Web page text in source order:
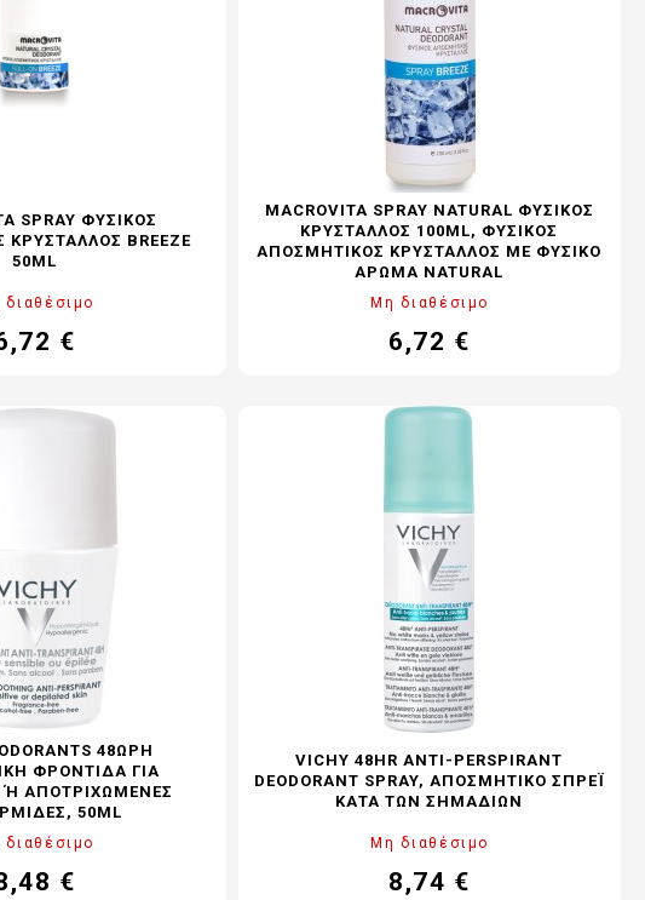
SPRAY ΦΥΣΙΚΟΣ
BREEZE
50ML
€
MACROVITA SPRAY NATURAL ΦΥΣΙΚΟΣ
ΚΡΥΣΤΑΛΛΟΣ 100ML, ΦΥΣΙΚΌΣ
ΑΠΟΣΜΗΤΙΚΌΣ ΚΡΎΣΤΑΛΛΟΣ ΜΕ ΦΥΣΙΚΌ
ΆΡΩΜΑ NATURAL
Μη διαθέσιμο
Τιμή
6,72 €
48ΩΡΗ
ΦΡΟΝΤΊΔΑ ΓΙΑ
Ή ΑΠΟΤΡΙΧΩΜΈΝΕΣ Ε
50ML
€
VICHY 48HR ANTI-PERSPIRANT
DEODORANT SPRAY, ΑΠΟΣΜΗΤΙΚΌ ΣΠΡΈΙ
ΚΑΤΆ ΤΩΝ ΣΗΜΑΔΙΏΝ
Μη διαθέσιμο
Τιμή
8,74 €